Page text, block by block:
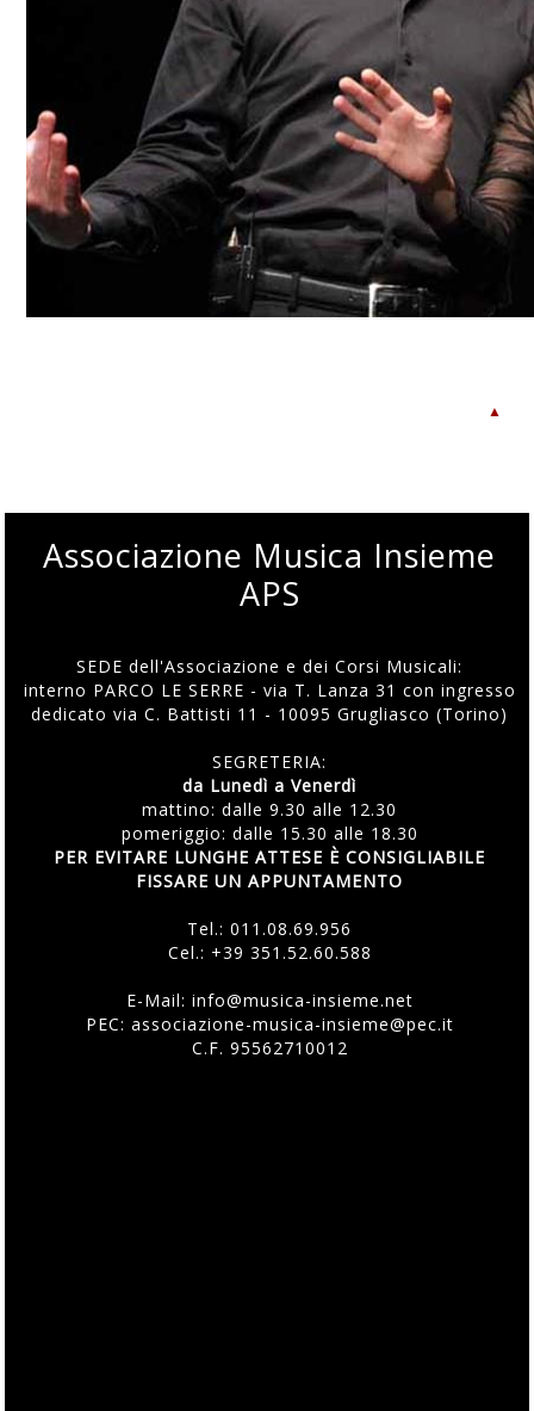
▲
Associazione Musica Insieme
APS
SEDE dell'Associazione e dei Corsi Musicali:
interno PARCO LE SERRE - via T. Lanza 31 con ingresso
dedicato via C. Battisti 11 - 10095 Grugliasco (Torino)
SEGRETERIA:
da Lunedì a Venerdì
mattino: dalle 9.30 alle 12.30
pomeriggio: dalle 15.30 alle 18.30
PER EVITARE LUNGHE ATTESE È CONSIGLIABILE
FISSARE UN APPUNTAMENTO
Tel.:011.08.69.956
Cel.: +39 351.52.60.588
E-Mail: info@musica-insieme.net
PEC: associazione-musica-insieme@pec.it
C.F. 95562710012